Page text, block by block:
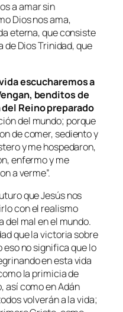
a amar sin
Dios nos ama,
eterna, que consiste
Dios Trinidad, que
escucharemos a
benditos de
Reino preparado
del mundo; porque
de comer, sediento y
y me hospedaron,
enfermo y me
a verme”.
que Jesús nos
con el realismo
del mal en el mundo.
que la victoria sobre
no significa que lo
en esta vida
la primicia de
así como en Adán
volverán a la vida;